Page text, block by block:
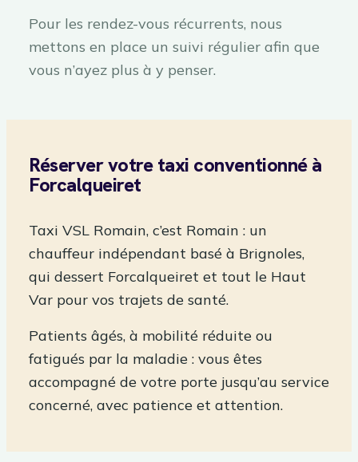
Pour les rendez-vous récurrents, nous
mettons en place un suivi régulier afin que
vous n’ayez plus à y penser.
Réserver votre taxi conventionné à
Forcalqueiret
Taxi VSL Romain, c’est Romain : un
chauffeur indépendant basé à Brignoles,
qui dessert Forcalqueiret et tout le Haut
Var pour vos trajets de santé.
Patients âgés, à mobilité réduite ou
fatigués par la maladie : vous êtes
accompagné de votre porte jusqu’au service
concerné, avec patience et attention.